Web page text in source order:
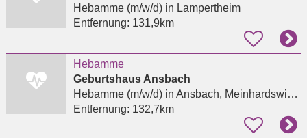
Hebamme (m/w/d)in Lampertheim
Entfernung: 131,9km
Hebamme
Geburtshaus Ansbach
Hebamme (m/w/d)in Ansbach, Meinhardswinden
Entfernung: 132,7km